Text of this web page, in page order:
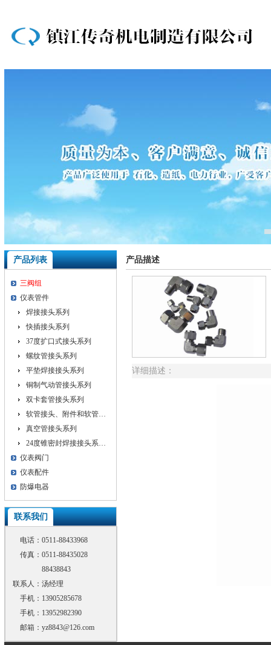
产品列表
三阀组
仪表管件
焊接接头系列
快插接头系列
37度扩口式接头系列
螺纹管接头系列
平垫焊接接头系列
铜制气动管接头系列
双卡套管接头系列
软管接头、附件和软管…
真空管接头系列
24度锥密封焊接接头系…
仪表阀门
仪表配件
防爆电器
联系我们
电话： 0511-88433968
传真： 0511-88435028
88438843
联系人： 汤经理
手机： 13905285678
手机： 13952982390
邮箱： yz8843@126.com
产品描述
详细描述：